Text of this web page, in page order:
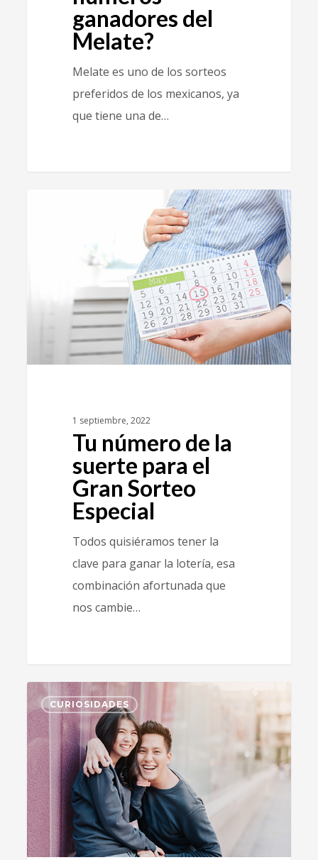
ganadores del
Melate?
Melate es uno de los sorteos
preferidos de los mexicanos, ya
que tiene una de…
1 septiembre, 2022
Tu número de la
suerte para el
Gran Sorteo
Especial
Todos quisiéramos tener la
clave para ganar la lotería, esa
combinación afortunada que
nos cambie…
CURIOSIDADES 1